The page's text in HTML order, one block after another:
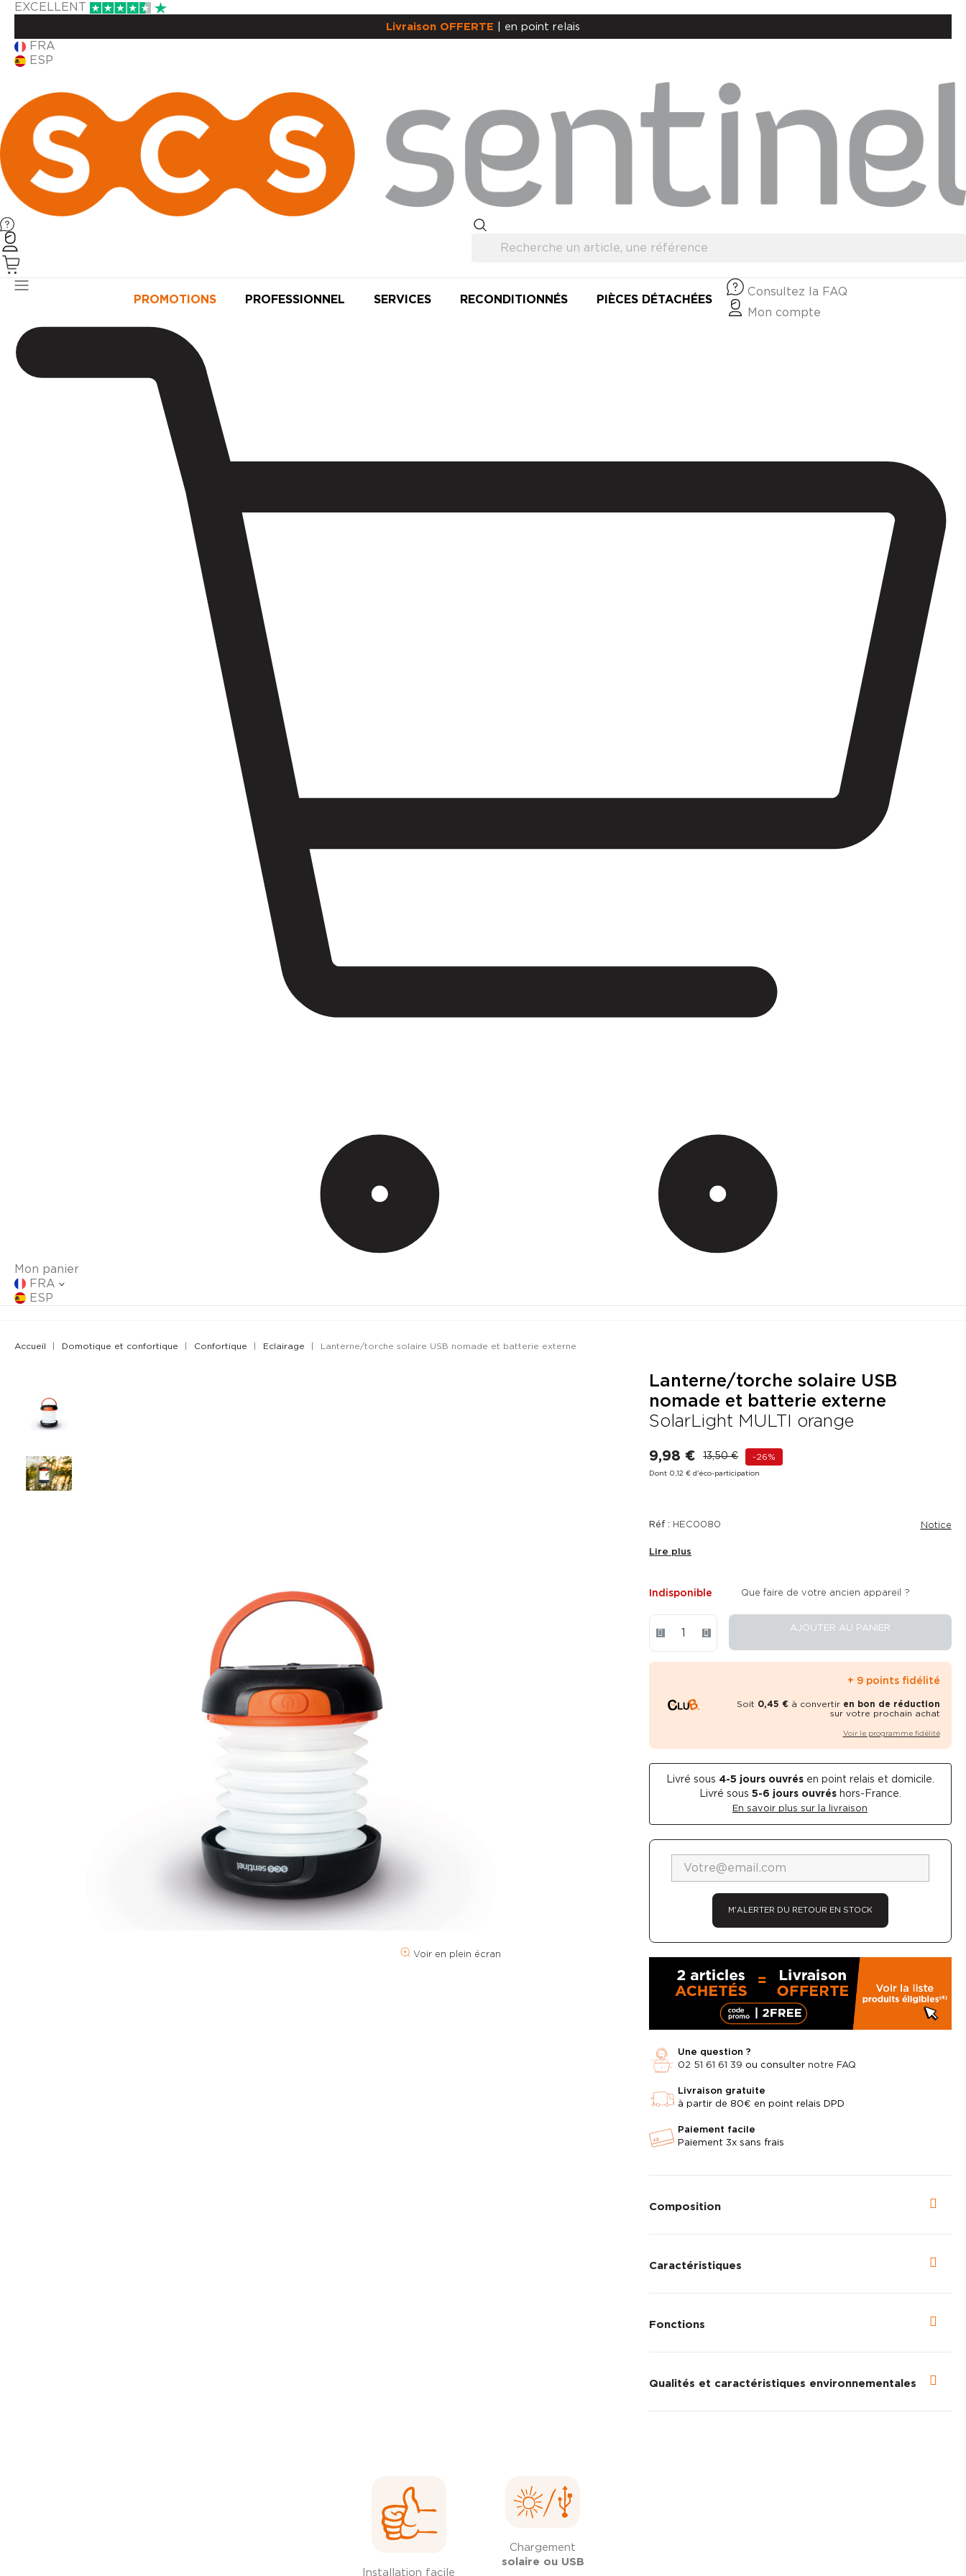
EXCELLENT
Livraison OFFERTE | en point relais
FRA
ESP
PROMOTIONS PROFESSIONNEL SERVICES RECONDITIONNÉS PIÈCES DÉTACHÉES
Consultez la FAQ
Mon compte
Mon panier
FRA
ESP
Accueil Domotique et confortique Confortique Eclairage Lanterne/torche solaire USB nomade et batterie externe
Voir en plein écran
PROMO
Lanterne/torche solaire USB
nomade et batterie externe
SolarLight MULTI orange
9,98 € 13,50 € -26%
Dont 0,12 € d'éco-participation
Réf : HEC0080 Notice
Lire plus
Indisponible Que faire de votre ancien appareil ?
AJOUTER AU PANIER
+ 9 points fidélité
Soit 0,45 €à convertiren bon de réduction
sur votre prochain achat
Voir le programme fidélité
Livré sous 4-5 jours ouvrésen point relais et domicile.
Livré sous 5-6 jours ouvréshors-France.
En savoir plus sur la livraison
M'ALERTER DU RETOUR EN STOCK
Une question ?
02 51 61 61 39 ou consulternotre FAQ
Livraison gratuite
à partir de 80€ en point relais DPD
Paiement facile
Paiement 3x sans frais
Composition
Caractéristiques
Fonctions
Qualités et caractéristiques environnementales
Installation facile
Chargement
solaire ou USB